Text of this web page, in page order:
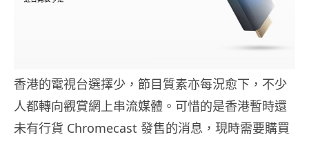
香港的電視台選擇少，節目質素亦每況愈下，不少
人都轉向觀賞網上串流媒體。可惜的是香港暫時還
未有行貨 Chromecast 發售的消息，現時需要購買